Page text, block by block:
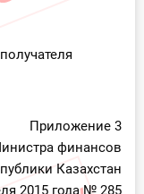
Приложение 3
финансов
Казахстан
2015 года № 285